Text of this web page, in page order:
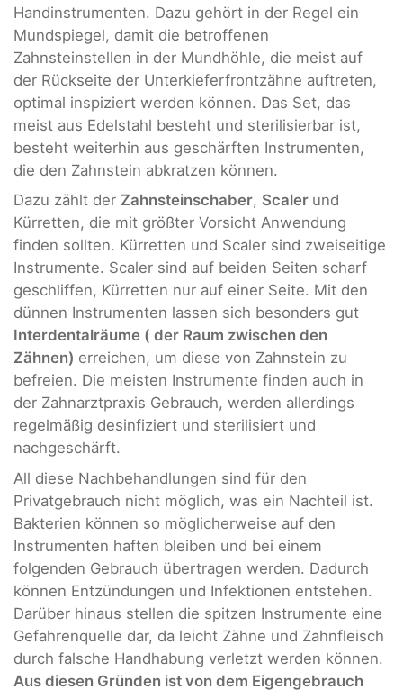
Handinstrumenten. Dazu gehört in der Regel ein
Mundspiegel, damit die betroffenen
Zahnsteinstellen in der Mundhöhle, die meist auf
der Rückseite der Unterkieferfrontzähne auftreten,
optimal inspiziert werden können. Das Set, das
meist aus Edelstahl besteht und sterilisierbar ist,
besteht weiterhin aus geschärften Instrumenten,
die den Zahnstein abkratzen können.
Dazu zählt der Zahnsteinschaber, Scaler und
Kürretten, die mit größter Vorsicht Anwendung
finden sollten. Kürretten und Scaler sind zweiseitige
Instrumente. Scaler sind auf beiden Seiten scharf
geschliffen, Kürretten nur auf einer Seite. Mit den
dünnen Instrumenten lassen sich besonders gut
Interdentalräume ( der Raum zwischen den
Zähnen) erreichen, um diese von Zahnstein zu
befreien. Die meisten Instrumente finden auch in
der Zahnarztpraxis Gebrauch, werden allerdings
regelmäßig desinfiziert und sterilisiert und
nachgeschärft.
All diese Nachbehandlungen sind für den
Privatgebrauch nicht möglich, was ein Nachteil ist.
Bakterien können so möglicherweise auf den
Instrumenten haften bleiben und bei einem
folgenden Gebrauch übertragen werden. Dadurch
können Entzündungen und Infektionen entstehen.
Darüber hinaus stellen die spitzen Instrumente eine
Gefahrenquelle dar, da leicht Zähne und Zahnfleisch
durch falsche Handhabung verletzt werden können.
Aus diesen Gründen ist von dem Eigengebrauch